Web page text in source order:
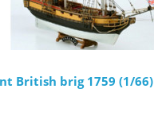
British brig 1759 (1/66)